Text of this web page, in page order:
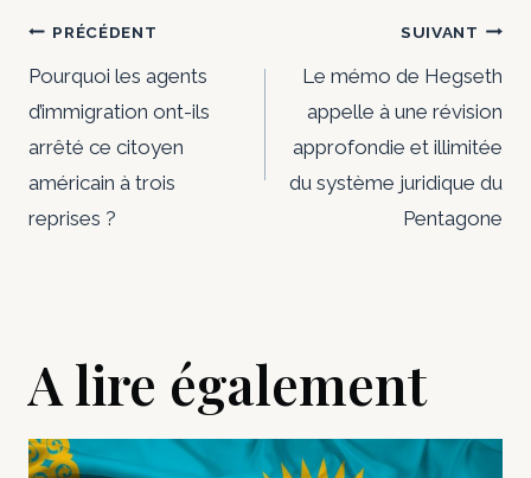
s
Navigation
de
l’article
PRÉCÉDENT
Pourquoi les agents
d’immigration ont-ils
arrêté ce citoyen
américain à trois
reprises ?
SUIVANT
Le mémo de Hegseth
appelle à une révision
approfondie et illimitée
du système juridique du
Pentagone
A lire également